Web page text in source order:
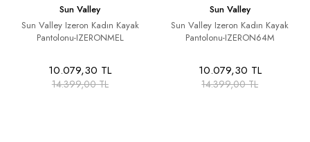
Sun Valley
Sun Valley Izeron Kadın Kayak
Pantolonu-IZERONMEL
10.079,30 TL
14.399,00 TL
Sun Valley
Sun Valley Izeron Kadın Kayak
Pantolonu-IZERON64M
10.079,30 TL
14.399,00 TL